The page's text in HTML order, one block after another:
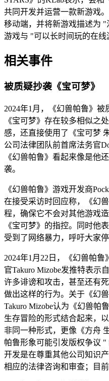
共同开发并运营一款新游戏
移动端，并将新游戏描述为
游戏与 "可以长时间玩的在线
相关事件
被质疑抄袭《宝可梦》
2024年1月，《幻兽帕鲁》
《宝可梦》存在较多相似之
感，还直接使用了《宝可梦
公司法律团队前首席法务官
《幻兽帕鲁》看起来像是他
袭。
《幻兽帕鲁》游戏开发商
在接受采访时回应称，《幻
程，确保它不会对其他游戏
《宝可梦》的指控。同时他
受到了网络暴力，呼吁大家
2024年1月22日，《幻兽帕鲁
官Takuro Mizobe发推特表示
许多诽谤和攻击，甚至还有
做出这样的行为。关于《幻
Takuro Mizobe认为《幻兽帕
生存冒险的形式结合起来，
非同一种形式，更像《方舟
帕鲁形象可能引发版权争议
开发是在尊重其他公司知识
相应的法律咨询和审查；目